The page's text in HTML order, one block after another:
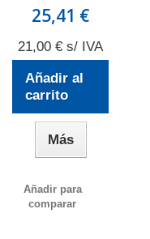
25,41 €
21,00 € s/ IVA
Añadir al
carrito
Más
Añadir para
comparar